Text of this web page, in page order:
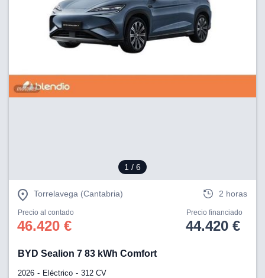
1 / 6
Torrelavega (Cantabria) 2 horas
Precio al contado
46.420 €
Precio financiado
44.420 €
BYD Sealion 7 83 kWh Comfort
2026 Eléctrico 312 CV